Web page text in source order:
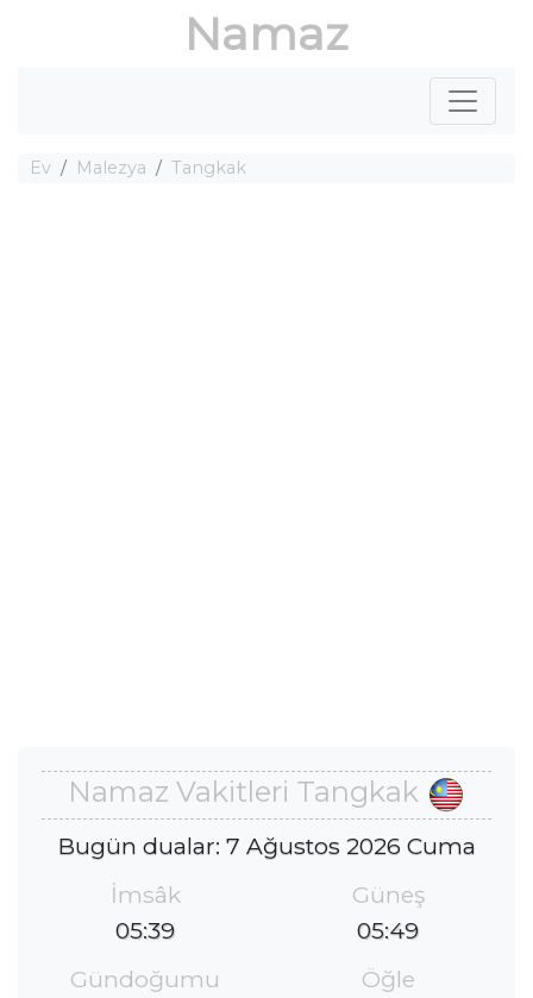
Namaz
Ev Malezya Tangkak
Namaz Vakitleri Tangkak
Bugün dualar: 7 Ağustos 2026 Cuma
İmsâk
05:39
Güneş
05:49
Gündoğumu
Öğle